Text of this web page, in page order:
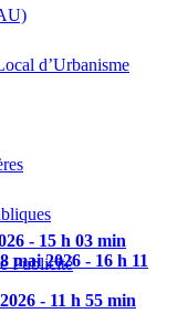
d’Urbanisme
Publicité
- 15 h 03 min
mai 2026 - 16 h 11
- 11 h 55 min